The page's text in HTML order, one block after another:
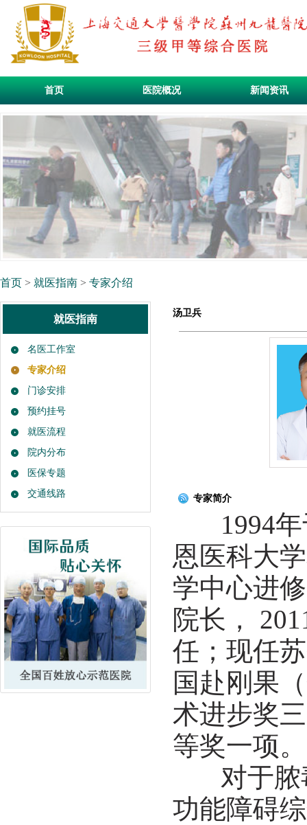
首页 医院概况 新闻资讯
首页 > 就医指南 > 专家介绍
就医指南
名医工作室
专家介绍
门诊安排
预约挂号
就医流程
院内分布
医保专题
交通线路
汤卫兵
专家简介
1994年
恩医科大
学中心进
院长，
任；现任
国赴刚果
术进步奖
等奖一项。
对于脓
功能障碍